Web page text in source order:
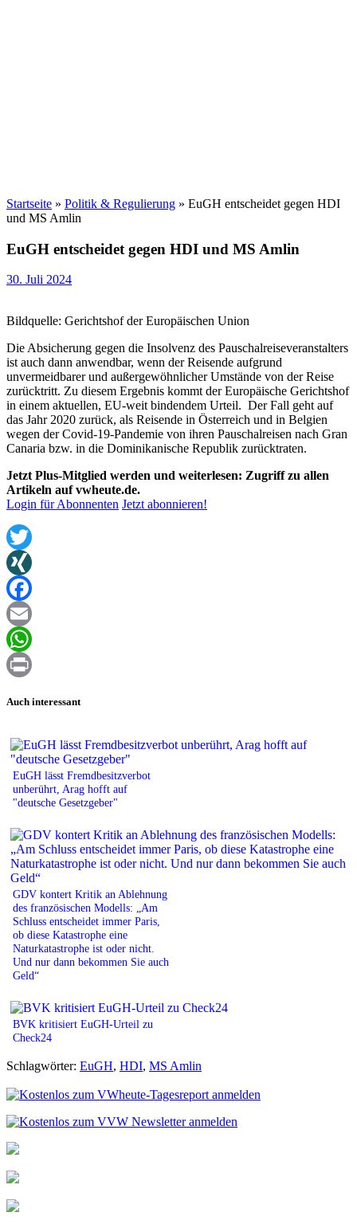
Startseite » Politik & Regulierung » EuGH entscheidet gegen HDI
und MS Amlin
EuGH entscheidet gegen HDI und MS Amlin
30. Juli 2024
Bildquelle: Gerichtshof der Europäischen Union
Die Absicherung gegen die Insolvenz des Pauschalreiseveranstalters
ist auch dann anwendbar, wenn der Reisende aufgrund
unvermeidbarer und außergewöhnlicher Umstände von der Reise
zurücktritt. Zu diesem Ergebnis kommt der Europäische Gerichtshof
in einem aktuellen, EU-weit bindendem Urteil. Der Fall geht auf
das Jahr 2020 zurück, als Reisende in Österreich und in Belgien
wegen der Covid-19-Pandemie von ihren Pauschalreisen nach Gran
Canaria bzw. in die Dominikanische Republik zurücktraten.
Jetzt Plus-Mitglied werden und weiterlesen: Zugriff zu allen
Artikeln auf vwheute.de.
Login für Abonnenten Jetzt abonnieren!
Twitter
XING
Facebook
Email
WhatsApp
Auch interessant
EuGH lässt Fremdbesitzverbot
unberührt, Arag hofft auf
"deutsche Gesetzgeber"
GDV kontert Kritik an Ablehnung
des französischen Modells: „Am
Schluss entscheidet immer Paris,
ob diese Katastrophe eine
Naturkatastrophe ist oder nicht.
Und nur dann bekommen Sie auch
Geld“
BVK kritisiert EuGH-Urteil zu
Check24
Schlagwörter: EuGH, HDI, MS Amlin